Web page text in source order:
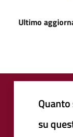
Ultimo
su